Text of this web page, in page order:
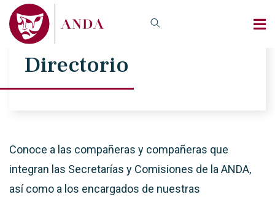
Directorio
Conoce a las compañeras y compañeras que
integran las Secretarías y Comisiones de la ANDA,
así como a los encargados de nuestras